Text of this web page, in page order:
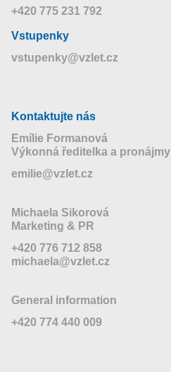
+420 775 231 792
Vstupenky
vstupenky@vzlet.cz
Kontaktujte nás
Emílie Formanová
Výkonná ředitelka a pronájmy
emilie@vzlet.cz
Michaela Sikorová
Marketing & PR
+420 776 712 858
michaela@vzlet.cz
General information
+420 774 440 009